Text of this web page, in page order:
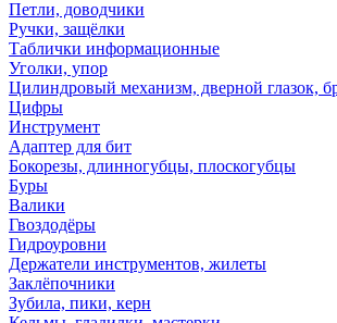
Петли, доводчики
Ручки, защёлки
Таблички информационные
Уголки, упор
Цилиндровый механизм, дверной глазок,
Цифры
Инструмент
Адаптер для бит
Бокорезы, длинногубцы, плоскогубцы
Буры
Валики
Гвоздодёры
Гидроуровни
Держатели инструментов, жилеты
Заклёпочники
Зубила, пики, керн